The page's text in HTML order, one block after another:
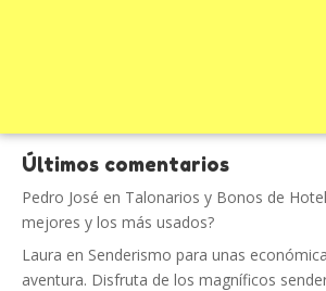
Últimos comentarios
Pedro José en Talonarios y Bonos de
mejores y los más usados?
Laura en Senderismo para unas
aventura. Disfruta de los magníficos